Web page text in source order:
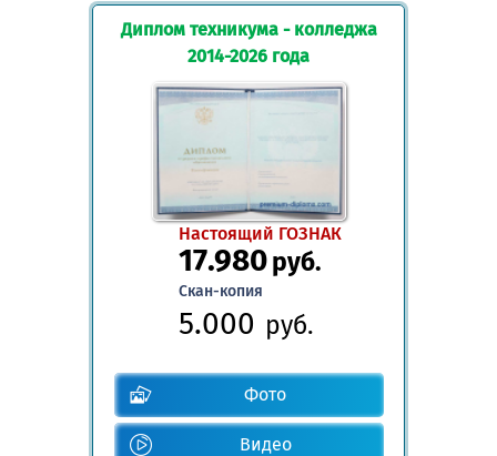
Диплом техникума - колледжа
2014-2026 года
Настоящий ГОЗНАК
17.980руб.
Скан-копия
5.000 руб.
Фото
Видео